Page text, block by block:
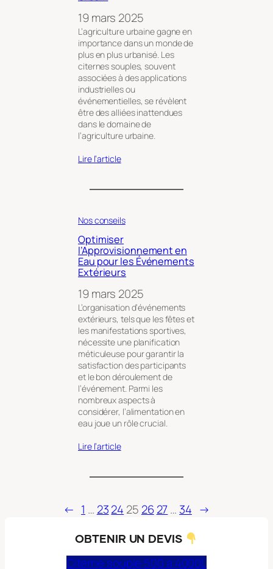
19 mars 2025
L’agriculture urbaine gagne en
importance dans un monde de
plus en plus urbanisé. Les
citernes souples, souvent
associées à des applications
industrielles ou
événementielles, se révèlent
être des alliées inattendues
dans le domaine de
l’agriculture urbaine.
Lire l’article
Nos conseils
Optimiser
l’Approvisionnement en
Eau pour les Événements
Extérieurs
19 mars 2025
L’organisation d’événements
extérieurs, tels que les fêtes et
les manifestations sportives,
nécessite une planification
méticuleuse pour garantir la
satisfaction des participants
et le bon déroulement de
l’événement. Parmi les
nombreux aspects à
considérer, l’alimentation en
eau joue un rôle crucial.
Lire l’article
← 1 … 2324 25 26 27… 34 →
OBTENIR UN DEVIS
Citerne souple 500 à 4000L